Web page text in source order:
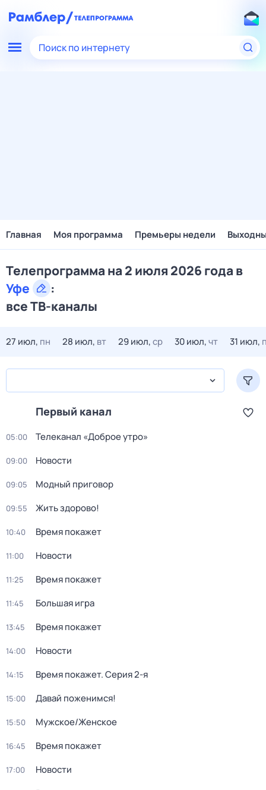
Поиск по интернету
Главная Моя программа Премьеры недели
Телепрограмма на 2 июля 2026 года в
Уфе
:
все ТВ-каналы
27 июл, пн 28 июл, вт 29 июл,ср 30 июл,чт 31 июл,
Первый канал
05:00 Телеканал «Доброе утро»
09:00 Новости
09:05 Модный приговор
09:55 Жить здорово!
10:40 Время покажет
11:00 Новости
11:25 Время покажет
11:45 Большая игра
13:45 Время покажет
14:00 Новости
14:15 Время покажет. Серия 2-я
15:00 Давай поженимся!
15:50 Мужское/Женское
16:45 Время покажет
17:00 Новости